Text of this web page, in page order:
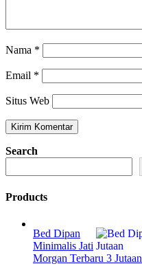
Nama *
Email *
Situs Web
Search
Products
Bed Dipan
Minimalis Jati
Morgan Terbaru 3 Jutaan